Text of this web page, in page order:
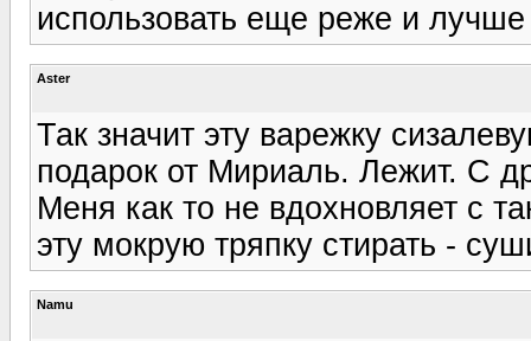
использовать еще реже и
Aster
Так значит эту варежку
подарок от Мириаль. Лежит. С
Меня как то не вдохновляет с
эту мокрую тряпку стирать -
Namu